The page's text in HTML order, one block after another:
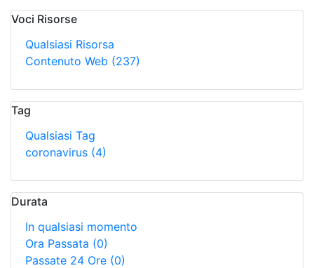
Voci Risorse
Qualsiasi Risorsa
Contenuto Web (237)
Tag
Qualsiasi Tag
coronavirus (4)
Durata
In qualsiasi momento
Ora Passata (0)
Passate 24 Ore (0)